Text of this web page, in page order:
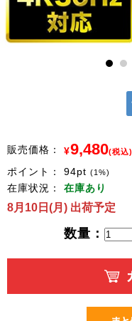
販売価格： ¥9,480(税込)
ポイント： 94pt (1%)
在庫状況： 在庫あり
8月10日(月) 出荷予定
数量：